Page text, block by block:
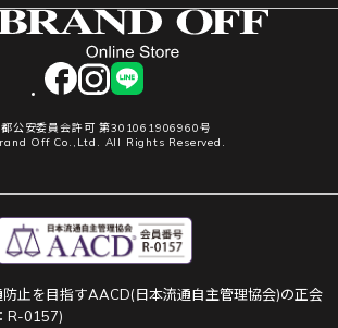
facebookinstagram
LINE
公安委員会許可 第301061906960号
Off Co.,Ltd. All Rights Reserved.
止を目指すAACD(日本流通自主管理協会)の正会
R-0157)